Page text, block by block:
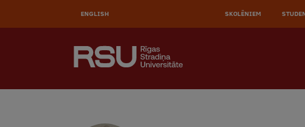
ENGLISH AUGŠĒJĀ
IZVĒLNE
SKOLĒNIEM